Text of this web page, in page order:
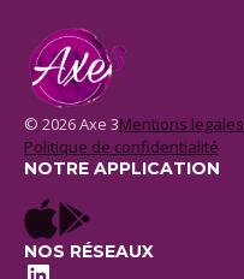
© 2026 Axe 3Mentions legales
Politique de confidentialité
NOTRE APPLICATION
NOS RÉSEAUX